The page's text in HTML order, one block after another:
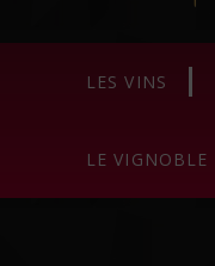
LES VINS
LE VIGNOBLE